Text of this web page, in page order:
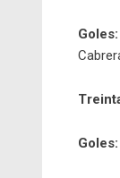
Goles:
Goles: